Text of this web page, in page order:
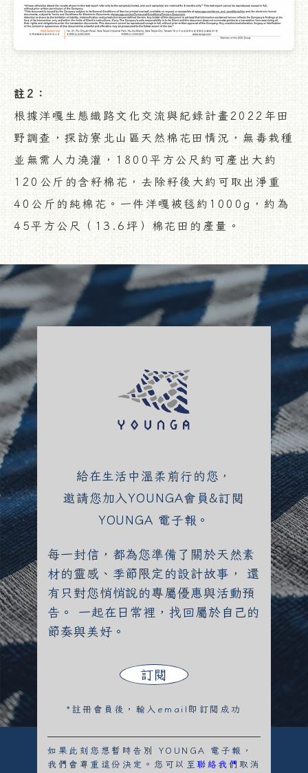
註2：
根據洋嘎生態織路文化交流與紀錄計畫2022年田
野調查，探訪寮北山區天然棉花田情況，無毒栽種
並無需人力澆灌，1800平方公尺約可產出大約
120公斤的含籽棉花，去除籽後大約可取出淨重
40公斤的純棉花。一件洋嘎被毯約1000g，約為
45平方公尺（13.6坪）棉花田的產量。
給在生活中溫柔前行的您，
邀請您加入YOUNGA會員&訂閱
YOUNGA 電子報。
每一封信，都為您準備了關於天然素
材的靈感、季節限定的設計故事， 還
有只對您悄悄說的專屬優惠與活動預
告。 一起在日常裡，找回屬於自己的
節奏與美好。
訂閱
*註冊會員後，輸入email即訂閱成功
如果此刻您想暫時告別 YOUNGA 電子報，
我們會尊重這份決定。您可以至 聯絡我們 取消